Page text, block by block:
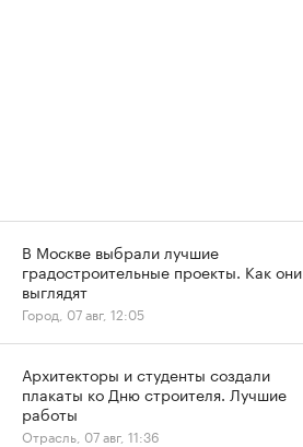
В Москве выбрали лучшие
градостроительные проекты. Как они
выглядят
Город, 07 авг, 12:05
Архитекторы и студенты создали
плакаты ко Дню строителя. Лучшие
работы
Отрасль, 07 авг, 11:36